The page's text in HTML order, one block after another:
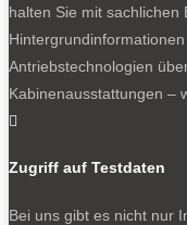
halten Sie mit sachlichen
Antriebstechnologien
Kabinenausstattungen –

Zugriff auf Testdaten
Bei uns gibt es nicht nur